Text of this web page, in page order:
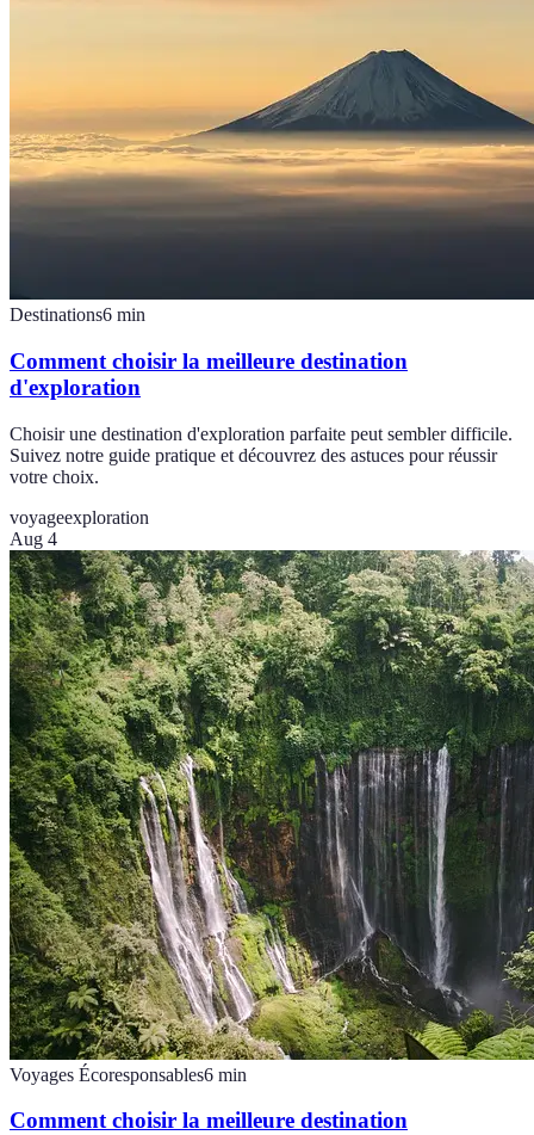
Destinations6 min
Comment choisir la meilleure destination
d'exploration
Choisir une destination d'exploration parfaite peut sembler difficile.
Suivez notre guide pratique et découvrez des astuces pour réussir
votre choix.
voyageexploration
Aug 4
Voyages Écoresponsables6 min
Comment choisir la meilleure destination